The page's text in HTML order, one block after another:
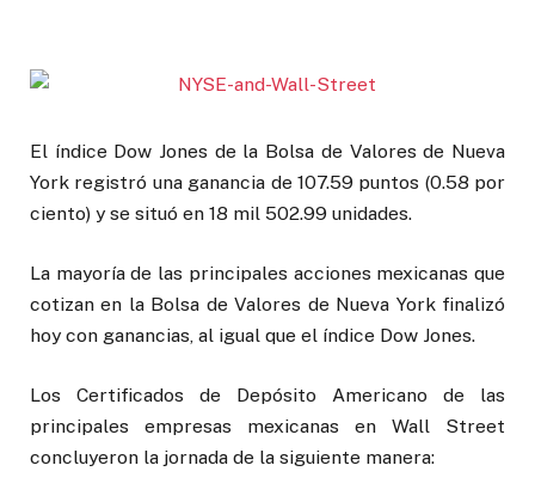
El índice Dow Jones de la Bolsa de Valores de Nueva
York registró una ganancia de 107.59 puntos (0.58 por
ciento) y se situó en 18 mil 502.99 unidades.
La mayoría de las principales acciones mexicanas que
cotizan en la Bolsa de Valores de Nueva York finalizó
hoy con ganancias, al igual que el índice Dow Jones.
Los Certificados de Depósito Americano de las
principales empresas mexicanas en Wall Street
concluyeron la jornada de la siguiente manera: